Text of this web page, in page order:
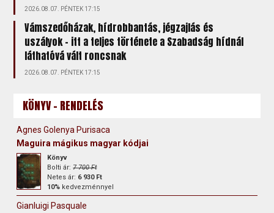
2026.08.07. PÉNTEK 17:15
Vámszedőházak, hídrobbantás, jégzajlás és
uszályok – itt a teljes története a Szabadság hídnál
láthatóvá vált roncsnak
2026.08.07. PÉNTEK 17:15
KÖNYV - RENDELÉS
Agnes Golenya Purisaca
Maguira mágikus magyar kódjai
Könyv
Bolti ár:7 700 Ft
Netes ár: 6 930 Ft
10% kedvezménnyel
Gianluigi Pasquale